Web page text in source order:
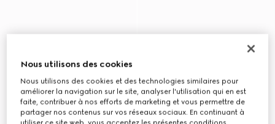
Nous utilisons des cookies
Nous utilisons des cookies et des technologies similaires pour
améliorer la navigation sur le site, analyser l'utilisation qui en est
faite, contribuer à nos efforts de marketing et vous permettre de
partager nos contenus sur vos réseaux sociaux. En continuant à